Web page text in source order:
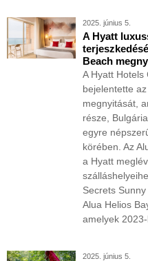
2025. június 5.
A Hyatt
Beach
A Hyatt Hotels
bejelentette
megnyitását,
része,
egyre
körében. Az
a Hyatt
Secrets
Alua Helios
amelyek
2025. június 5.